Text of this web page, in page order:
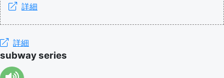
詳細
詳細
subway series